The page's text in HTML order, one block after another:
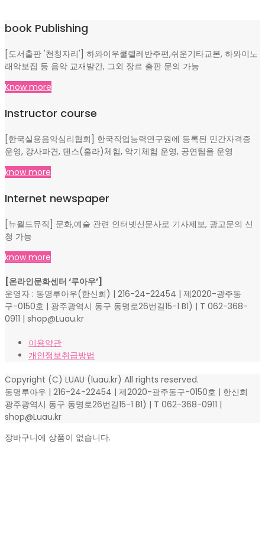
book Publishing
[도서출판 '천칭자리'] 하와이우쿨렐레반주편,쉬운기타교본, 하와이노
래악보집 등 음악 교재발간, 그외 장르 출판 문의 가능
Know more
Instructor course
[한국실용음악심리협회] 한국직업능력연구원에 등록된 민간자격증
운영, 강사파견, 댄스(훌라)체험, 악기체험 운영, 공연팀을 운영
know more
Internet newspaper
[뉴월드뮤직] 문화,예술 관련 인터넷신문사로 기사제보, 광고문의 신
청 가능
know more
[온라인문화센터 ‘루아우’]
운영자 : 동명루아우(한신희) | 216-24-22454 | 제2020-광주동
구-0150호 | 광주광역시 동구 동명로26번길15-1 B1) | T 062-368-
0911 | shop@Luau.kr
이용약관
개인정보취급방법
Copyright (C) LUAU (luau.kr) All rights reserved.
동명루아우 | 216-24-22454 | 제2020-광주동구-0150호 | 한신희
광주광역시 동구 동명로26번길15-1 B1) | T 062-368-0911 |
shop@Luau.kr
장바구니에 상품이 없습니다.